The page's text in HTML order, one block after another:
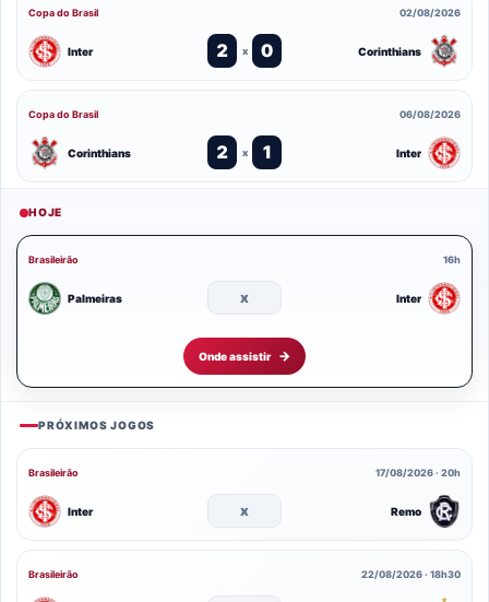
Copa do Brasil 02/08/2026
Inter 2 x 0 Corinthians
Copa do Brasil 06/08/2026
Corinthians 2 x 1 Inter
HOJE
Brasileirão 16h
Palmeiras x Inter
Onde assistir
PRÓXIMOS JOGOS
Brasileirão 17/08/2026 · 20h
Inter x Remo
Brasileirão 22/08/2026 · 18h30